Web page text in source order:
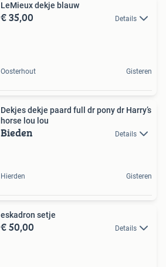
LeMieux dekje blauw
€ 35,00 Details
Oosterhout Gisteren
Dekjes dekje paard full dr pony dr Harry’s
horse lou lou
Bieden Details
Hierden Gisteren
eskadron setje
€ 50,00 Details